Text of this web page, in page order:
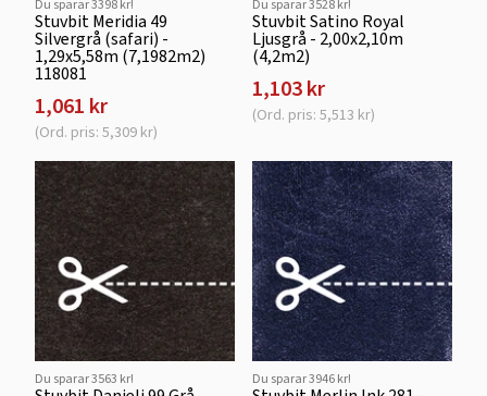
Du sparar 3398 kr!
Stuvbit Meridia 49
Silvergrå (safari) -
1,29x5,58m (7,1982m2)
118081
1,061 kr
(Ord. pris: 5,309 kr)
Du sparar 3528 kr!
Stuvbit Satino Royal
Ljusgrå - 2,00x2,10m
(4,2m2)
1,103 kr
(Ord. pris: 5,513 kr)
Du sparar 3563 kr! Du sparar 3946 kr!